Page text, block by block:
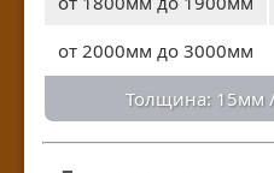
от 2000мм до 3000мм
Толщина: